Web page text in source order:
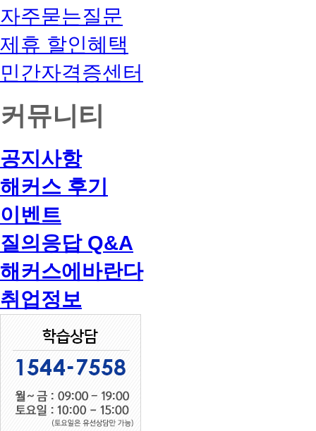
자주묻는질문
제휴 할인혜택
민간자격증센터
커뮤니티
공지사항
해커스 후기
이벤트
질의응답 Q&A
해커스에바란다
취업정보